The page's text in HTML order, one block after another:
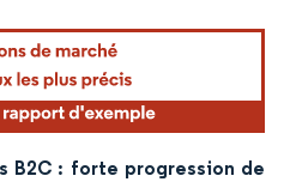
B2C : forte progression de